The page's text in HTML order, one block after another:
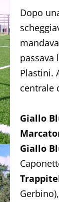
Dopo
passava
Plastini.
centrale
Giallo
Giallo